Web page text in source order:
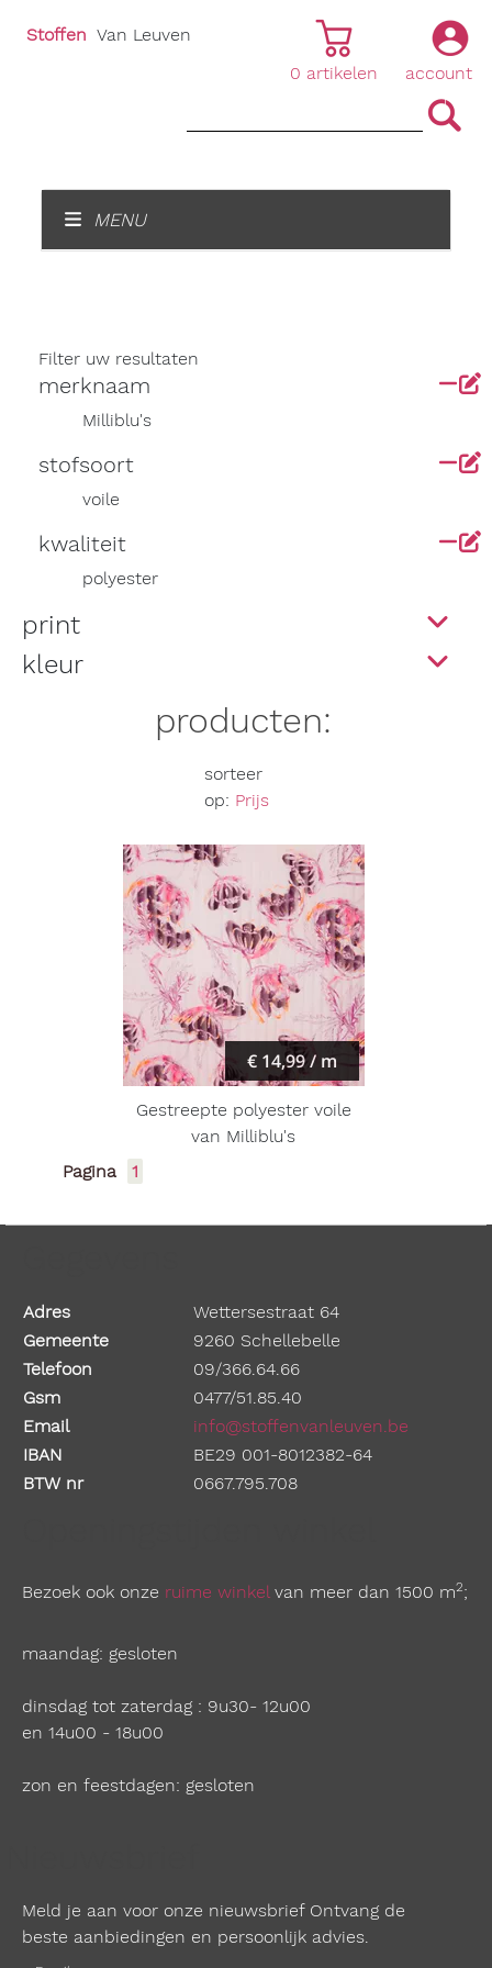
account
|
0 artikelen
Stoffen Van Leuven
MENU
Filter uw resultaten
merknaam
Milliblu's
stofsoort
voile
kwaliteit
polyester
print
kleur
producten:
sorteer
op: Prijs
€ 14,99 / m
Gestreepte polyester voile
van Milliblu's
Pagina
1
Adres
Wettersestraat 64
Gemeente
9260 Schellebelle
Telefoon
09/366.64.66
Gsm
0477/51.85.40
Email
info@stoffenvanleuven.be
IBAN
BE29 001-8012382-64
BTW nr
0667.795.708
Bezoek ook onze ruime winkelvan meer dan 1500 m2;
maandag: gesloten
dinsdag tot zaterdag : 9u30- 12u00
en 14u00 - 18u00
zon en feestdagen: gesloten
Meld je aan voor onze nieuwsbrief Ontvang de
beste aanbiedingen en persoonlijk advies.